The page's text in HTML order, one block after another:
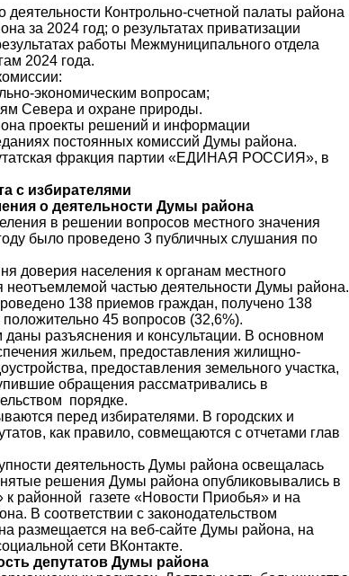
Контрольно-счетной палаты района
за 2024 год; о результатах приватизации
работы Межмуниципального отдела
2024 года.
экономическим вопросам;
Севера и охране природы.
проекты решений и информации
постоянных комиссий Думы района.
фракция партии «ЕДИНАЯ РОССИЯ», в
с избирателями
о деятельности Думы района
в решении вопросов местного значения
было проведено 3 публичных слушания по
доверия населения к органам местного
частью деятельности Думы района.
138 приемов граждан, получено 138
45 вопросов (32,6%).
разъяснения и консультации. В основном
жильем, предоставления жилищно-
предоставления земельного участка,
обращения рассматривались в
порядке.
перед избирателями. В городских и
как правило, совмещаются с отчетами глав
деятельность Думы района освещалась
решения Думы района опубликовывались в
районной газете «Новости Приобья» и на
В соответствии с законодательством
размещается на веб-сайте Думы района, на
сети ВКонтакте.
депутатов Думы района